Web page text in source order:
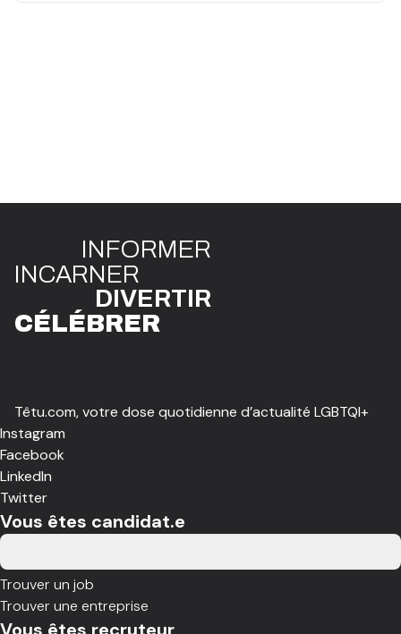
INFORMER
INCARNER
DIVERTIR
CÉLÉBRER
Têtu.com, votre dose quotidienne d’actualité LGBTQI+
Instagram
Facebook
LinkedIn
Twitter
Vous êtes candidat.e
Trouver un job
Trouver une entreprise